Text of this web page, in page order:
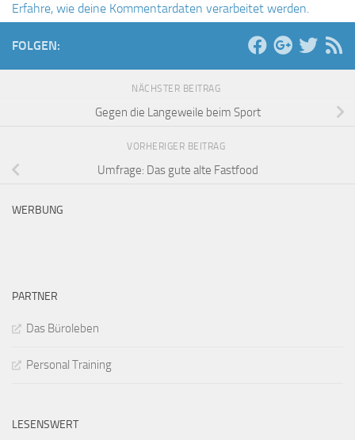
Erfahre, wie deine Kommentardaten verarbeitet werden.
FOLGEN:
NÄCHSTER BEITRAG
Gegen die Langeweile beim Sport
VORHERIGER BEITRAG
Umfrage: Das gute alte Fastfood
WERBUNG
PARTNER
Das Büroleben
Personal Training
LESENSWERT